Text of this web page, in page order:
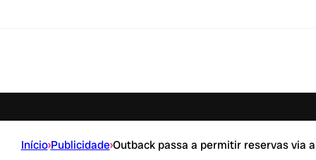
Início›Publicidade›Outback passa a permitir reservas via